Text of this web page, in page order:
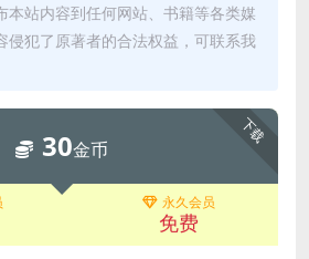
本站内容到任何网站、书籍等各类媒
侵犯了原著者的合法权益，可联系我
下载
30金币
永久会员
免费